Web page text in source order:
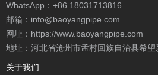
WhatsApp： +86 18031713816
邮箱： info@baoyangpipe.com
网址：https://www.baoyangpipe.com
地址：河北省沧州市孟村回族自治县希望
关于我们